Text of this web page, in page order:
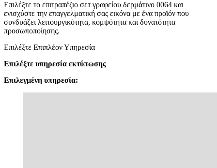
Επιλέξτε το επιτραπέζιο σετ γραφείου δερμάτινο 0064 και
ενισχύστε την επαγγελματική σας εικόνα με ένα προϊόν που
συνδυάζει λειτουργικότητα, κομψότητα και δυνατότητα
προσωποποίησης.
Επιλέξτε Επιπλέον Υπηρεσία
Επιλέξτε υπηρεσία εκτύπωσης
Επιλεγμένη υπηρεσία: